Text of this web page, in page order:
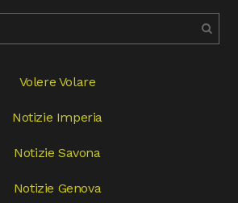
Volere Volare
Notizie Imperia
Notizie Savona
Notizie Genova